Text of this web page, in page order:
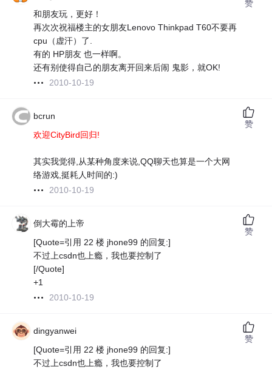
和朋友玩，更好！
再次次祝福楼主的女朋友Lenovo Thinkpad T60不要再
cpu（虚汗）了.
有的 HP朋友 也一样啊。
还有别使得自己的朋友离开回来后闹 鬼影，就OK!
2010-10-19
赞
bcrun
欢迎CityBird回归!
其实我觉得,从某种角度来说,QQ聊天也算是一个大网
络游戏,挺耗人时间的:)
2010-10-19
赞
倒大霉的上帝
[Quote=引用 22 楼 jhone99 的回复:]
不过上csdn也上瘾，我也要控制了
[/Quote]
+1
2010-10-19
赞
dingyanwei
[Quote=引用 22 楼 jhone99 的回复:]
不过上csdn也上瘾，我也要控制了
赞